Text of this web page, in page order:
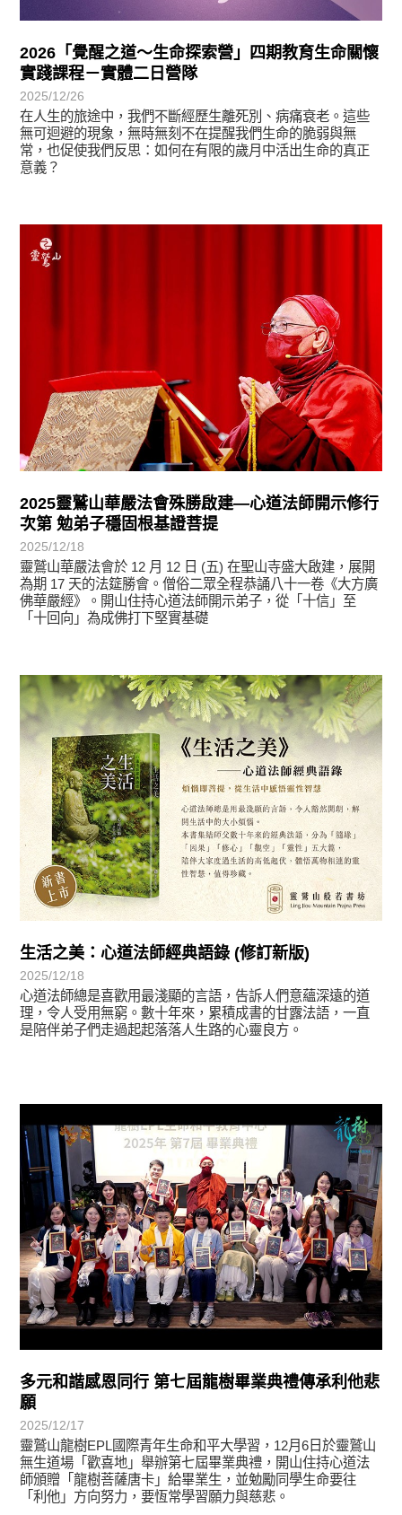
2026「覺醒之道～生命探索營」四期教育生命關懷
實踐課程－實體二日營隊
2025/12/26
在人生的旅途中，我們不斷經歷生離死別、病痛衰老。這些
無可迴避的現象，無時無刻不在提醒我們生命的脆弱與無
常，也促使我們反思：如何在有限的歲月中活出生命的真正
意義？
2025靈鷲山華嚴法會殊勝啟建—心道法師開示修行
次第 勉弟子穩固根基證菩提
2025/12/18
靈鷲山華嚴法會於 12 月 12 日 (五) 在聖山寺盛大啟建，展開
為期 17 天的法筵勝會。僧俗二眾全程恭誦八十一卷《大方廣
佛華嚴經》。開山住持心道法師開示弟子，從「十信」至
「十回向」為成佛打下堅實基礎
生活之美：心道法師經典語錄 (修訂新版)
2025/12/18
心道法師總是喜歡用最淺顯的言語，告訴人們意蘊深遠的道
理，令人受用無窮。數十年來，累積成書的甘露法語，一直
是陪伴弟子們走過起起落落人生路的心靈良方。
悅讀書香
多元和諧感恩同行 第七屆龍樹畢業典禮傳承利他悲
願
2025/12/17
靈鷲山龍樹EPL國際青年生命和平大學習，12月6日於靈鷲山
無生道場「歡喜地」舉辦第七屆畢業典禮，開山住持心道法
師頒贈「龍樹菩薩唐卡」給畢業生，並勉勵同學生命要往
「利他」方向努力，要恆常學習願力與慈悲。
學習分享